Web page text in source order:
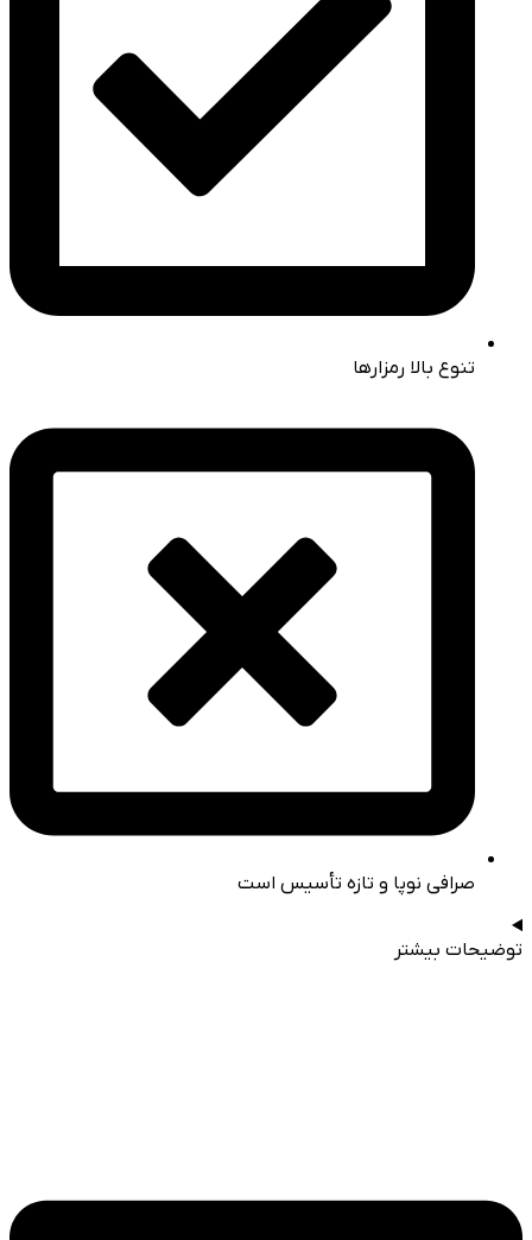
تنوع بالا رمزارها
صرافی نوپا و تازه تأسیس است
توضیحات بیشتر